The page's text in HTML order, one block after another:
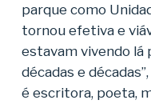
parque como
tornou efetiva e
estavam vivendo lá
décadas e
é escritora, poeta,